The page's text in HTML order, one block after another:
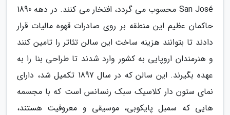
San José محسوب می گردد، افتخار می کنند. در دهه 1890
حاکمان عظیم این منطقه بر روی صادرات قهوه مالیات قرار
دادند تا بتوانند هزینه ساخت این سالن تئاتر را تامین کنند
و هنرمندان اروپایی به کشور وارد شدند تا طراحی بنا را به
عهده بگیرند. این سالن که در سال 1897 تکمیل شد، دارای
نمای ستون دار کلاسیک سبک رنسانس است که با مجسمه
هایی که سمبل پایکوبی، موسیقی و معروفیت هستند،